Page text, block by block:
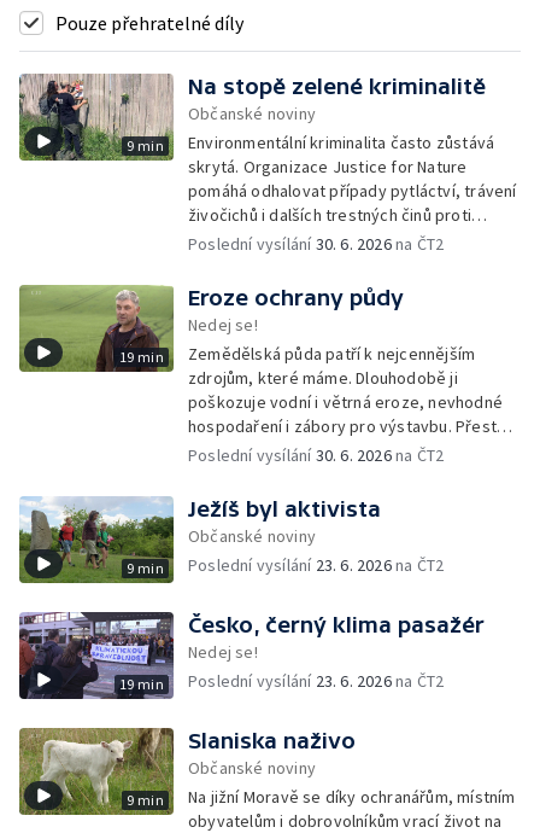
Pouze přehratelné díly
9 min
Na stopě zelené kriminalitě
Občanské noviny
Environmentální kriminalita často zůstává
skrytá. Organizace Justice for Nature
pomáhá odhalovat případy pytláctví, trávení
živočichů i dalších trestných činů proti
přírodě. Dlouhodobým monitoringem a
pomoci při jejich vyšetřování.
Poslední vysílání30. 6. 2026na ČT2
19 min
Eroze ochrany půdy
Nedej se!
Zemědělská půda patří k nejcennějším
zdrojům, které máme. Dlouhodobě ji
poškozuje vodní i větrná eroze, nevhodné
hospodaření i zábory pro výstavbu. Přesto
česká vláda připravuje změny, které by část
Poslední vysílání30. 6. 2026na ČT2
9 min
Ježíš byl aktivista
Občanské noviny
Poslední vysílání 23. 6. 2026na ČT2
19 min
Česko, černý klima pasažér
Nedej se!
Poslední vysílání 23. 6. 2026na ČT2
9 min
Slaniska naživo
Občanské noviny
Na jižní Moravě se díky ochranářům, místním
obyvatelům i dobrovolníkům vrací život na